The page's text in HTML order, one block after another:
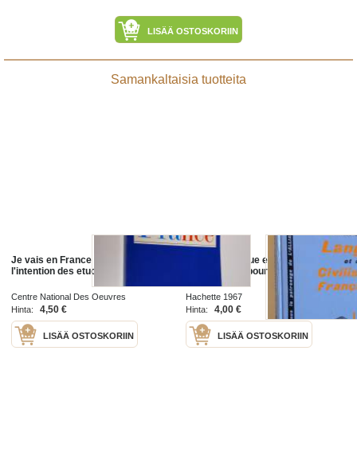
LISÄÄ OSTOSKORIIN
Samankaltaisia tuotteita
Je vais en France 1989 (Guide a
l'intention des etudiants etrangers)
Centre National Des Oeuvres
Universitaires et Scolaires
Hinta: 4,50 €
LISÄÄ OSTOSKORIIN
Cours de langue et de civilisation
Francaises 1 pour les etudiants de
tous pays
Hachette 1967
Hinta:
4,00 €
LISÄÄ OSTOSKORIIN